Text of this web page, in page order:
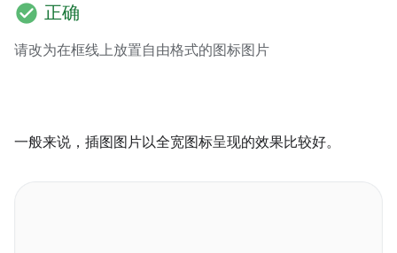
check_circle 正确
请改为在框线上放置自由格式的图标图片
一般来说，插图图片以全宽图标呈现的效果比较好。